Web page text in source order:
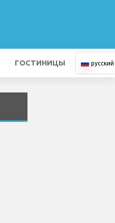
ГОСТИНИЦЫ русский